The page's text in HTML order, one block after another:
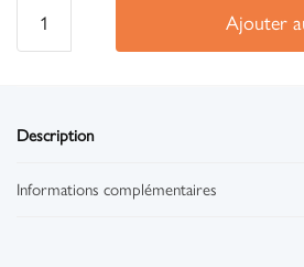
Ajouter
Description
Informations complémentaires